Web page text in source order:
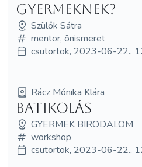
gyermeknek?
Szülők Sátra
mentor, önismeret
csütörtök, 2023-06-22.,
Rácz Mónika Klára
BATIKOLÁS
GYERMEK BIRODALOM
workshop
csütörtök, 2023-06-22.,